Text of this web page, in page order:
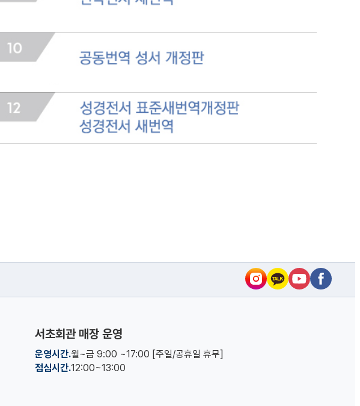
서초회관 매장 운영
운영시간.월~금 9:00 ~17:00 [주일/공휴일 휴무]
점심시간.12:00~13:00